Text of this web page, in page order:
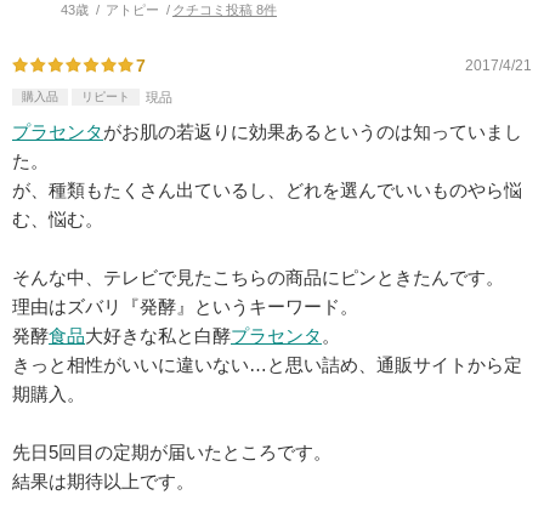
43歳 アトピー クチコミ投稿 8件
7 2017/4/21
購入品 リピート 現品
プラセンタがお肌の若返りに効果あるというのは知っていまし
た。
が、種類もたくさん出ているし、どれを選んでいいものやら悩
む、悩む。
そんな中、テレビで見たこちらの商品にピンときたんです。
理由はズバリ『発酵』というキーワード。
発酵食品大好きな私と白酵プラセンタ 。
きっと相性がいいに違いない…と思い詰め、通販サイトから定
期購入。
先日5回目の定期が届いたところです。
結果は期待以上です。